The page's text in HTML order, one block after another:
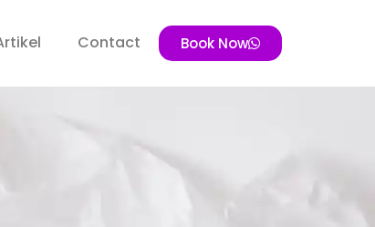
Contact Book Now